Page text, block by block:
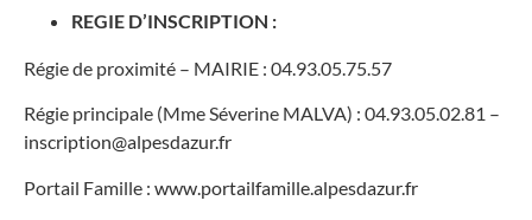
REGIE D’INSCRIPTION :
Régie de proximité – MAIRIE : 04.93.05.75.57
Régie principale (Mme Séverine MALVA) : 04.93.05.02.81 –
inscription@alpesdazur.fr
Portail Famille : www.portailfamille.alpesdazur.fr